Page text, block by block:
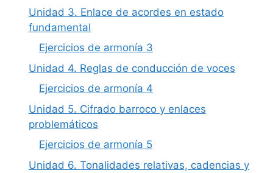
Unidad 3. Enlace de acordes en estado
fundamental
Ejercicios de armonía 3
Unidad 4. Reglas de conducción de voces
Ejercicios de armonía 4
Unidad 5. Cifrado barroco y enlaces
problemáticos
Ejercicios de armonía 5
Unidad 6. Tonalidades relativas, cadencias y